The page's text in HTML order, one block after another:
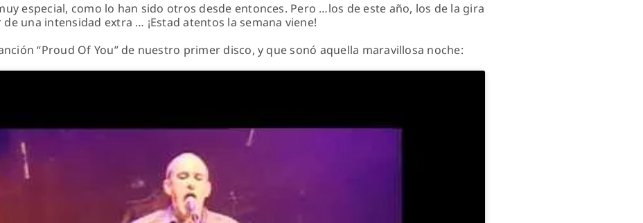
especial, como lo han sido otros desde entonces. Pero …los de este año, los de la gira
una intensidad extra … ¡Estad atentos la semana viene!
“Proud Of You” de nuestro primer disco, y que sonó aquella maravillosa noche: